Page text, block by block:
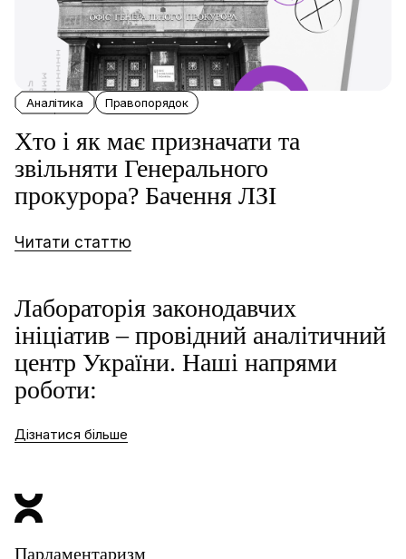
Аналітика Правопорядок
Хто і як має призначати та
звільняти Генерального
прокурора? Бачення ЛЗІ
Читати статтю
Лабораторія законодавчих
ініціатив –провідний аналітичний
центр України. Наші напрями
роботи:
Дізнатися більше
Парламентаризм